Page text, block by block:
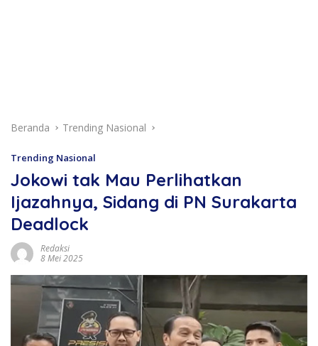
Beranda Trending Nasional
Trending Nasional
Jokowi tak Mau Perlihatkan
Ijazahnya, Sidang di PN Surakarta
Deadlock
Redaksi
8 Mei 2025